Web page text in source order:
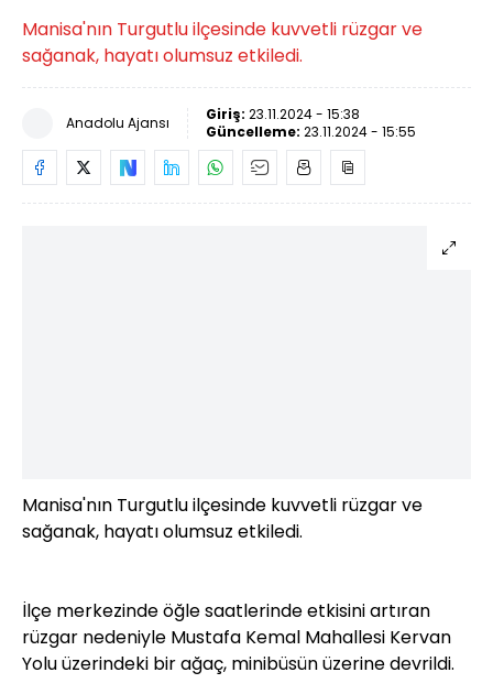
Manisa'nın Turgutlu ilçesinde kuvvetli rüzgar ve
sağanak, hayatı olumsuz etkiledi.
Anadolu Ajansı Giriş: 23.11.2024 - 15:38
Güncelleme: 23.11.2024 - 15:55
Manisa'nın Turgutlu ilçesinde kuvvetli rüzgar ve
sağanak, hayatı olumsuz etkiledi.
İlçe merkezinde öğle saatlerinde etkisini artıran
rüzgar nedeniyle Mustafa Kemal Mahallesi Kervan
Yolu üzerindeki bir ağaç, minibüsün üzerine devrildi.